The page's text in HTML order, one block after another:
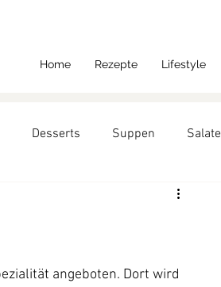
Home Rezepte Lifestyle
Desserts Suppen Salate
angeboten. Dort wird